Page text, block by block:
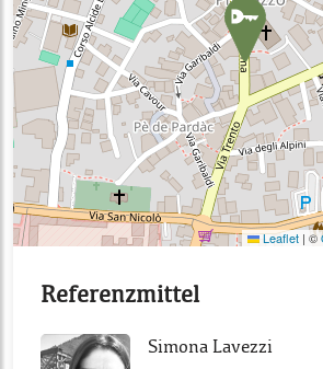
Leaflet | ©
Referenzmittel
Simona Lavezzi